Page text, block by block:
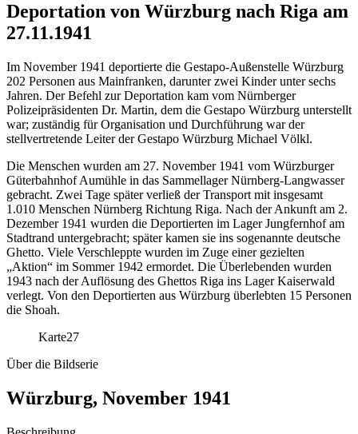
Deportation von Würzburg nach Riga am
27.11.1941
Im November 1941 deportierte die Gestapo-Außenstelle Würzburg
202 Personen aus Mainfranken, darunter zwei Kinder unter sechs
Jahren. Der Befehl zur Deportation kam vom Nürnberger
Polizeipräsidenten Dr. Martin, dem die Gestapo Würzburg unterstellt
war; zuständig für Organisation und Durchführung war der
stellvertretende Leiter der Gestapo Würzburg Michael Völkl.
Die Menschen wurden am 27. November 1941 vom Würzburger
Güterbahnhof Aumühle in das Sammellager Nürnberg-Langwasser
gebracht. Zwei Tage später verließ der Transport mit insgesamt
1.010 Menschen Nürnberg Richtung Riga. Nach der Ankunft am 2.
Dezember 1941 wurden die Deportierten im Lager Jungfernhof am
Stadtrand untergebracht; später kamen sie ins sogenannte deutsche
Ghetto. Viele Verschleppte wurden im Zuge einer gezielten
„Aktion“ im Sommer 1942 ermordet. Die Überlebenden wurden
1943 nach der Auflösung des Ghettos Riga ins Lager Kaiserwald
verlegt. Von den Deportierten aus Würzburg überlebten 15 Personen
die Shoah.
Karte27
Über die Bildserie
Würzburg, November 1941